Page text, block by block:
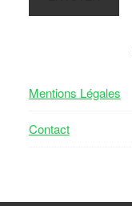
Mentions Légales
Contact